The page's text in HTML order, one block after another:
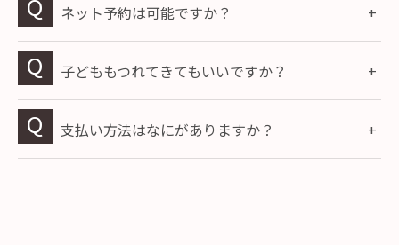
ネット予約は可能ですか？
子どももつれてきてもいいですか？
支払い方法はなにがありますか？